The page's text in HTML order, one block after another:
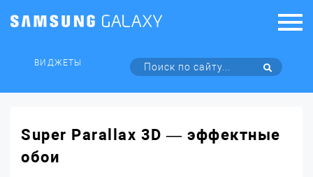
ВИДЖЕТЫ
Super Parallax 3D — эффектные
обои